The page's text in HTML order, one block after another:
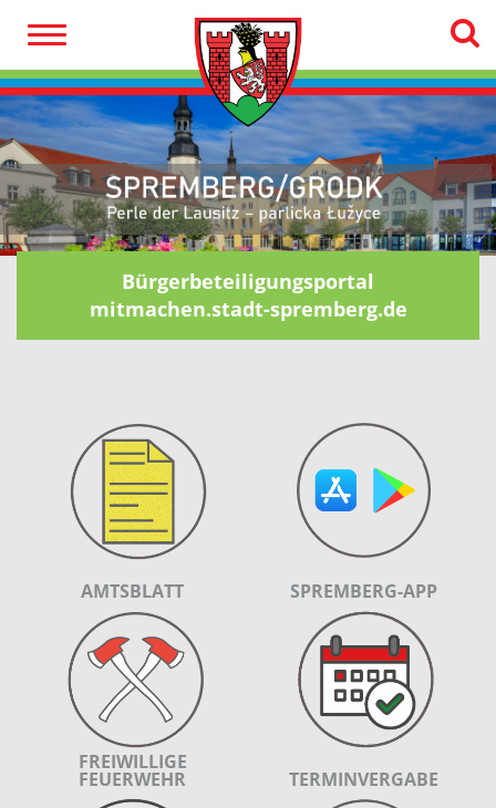
Bürgerbeteiligungsportal
mitmachen.stadt-spremberg.de
AMTSBLATT SPREMBERG-APP
FREIWILLIGE
FEUERWEHR TERMINVERGABE